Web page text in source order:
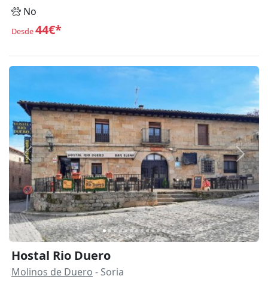
No
Desde44€*
Anterior
Hostal Rio Duero
Molinos de Duero - Soria